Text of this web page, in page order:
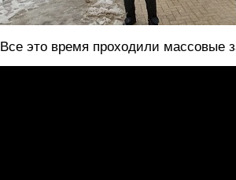
Все это время проходили массовые